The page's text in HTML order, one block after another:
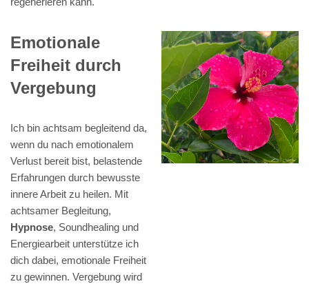
Emotionale
Freiheit durch
Vergebung
Ich bin achtsam begleitend da,
wenn du nach emotionalem
Verlust bereit bist, belastende
Erfahrungen durch bewusste
innere Arbeit zu heilen. Mit
achtsamer Begleitung,
Hypnose, Soundhealing und
Energiearbeit unterstütze ich
dich dabei, emotionale Freiheit
zu gewinnen. Vergebung wird